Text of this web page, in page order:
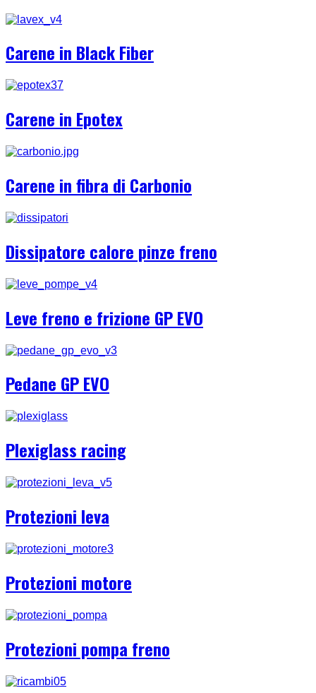
Carene in Black Fiber
Carene in Epotex
Carene in fibra di Carbonio
Dissipatore calore pinze freno
Leve freno e frizione GP EVO
Pedane GP EVO
Plexiglass racing
Protezioni leva
Protezioni motore
Protezioni pompa freno